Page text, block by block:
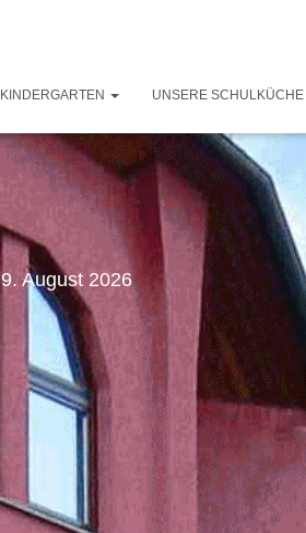
KINDERGARTEN UNSERE SCHULKÜCHE
9. August 2026